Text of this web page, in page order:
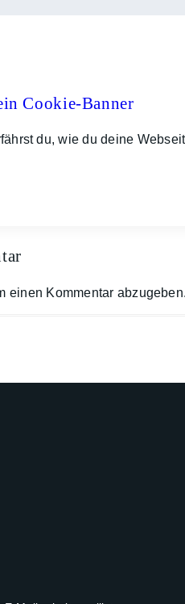
Cookie-Banner
du, wie du deine
einen Kommentar abzugeben.